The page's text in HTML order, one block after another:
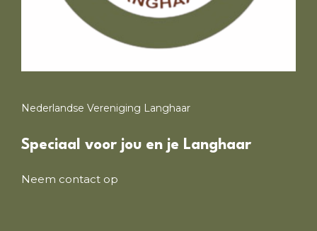
Nederlandse Vereniging Langhaar
Speciaal voor jou en je Langhaar
Neem contact op